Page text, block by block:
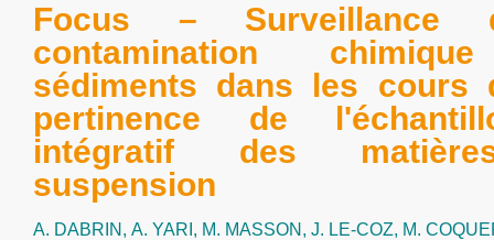
Focus – Surveillance
contamination
sédiments dans les cours
pertinence de
intégratif des
suspension
A. DABRIN, A. YARI, M. MASSON, J. LE-COZ, M.